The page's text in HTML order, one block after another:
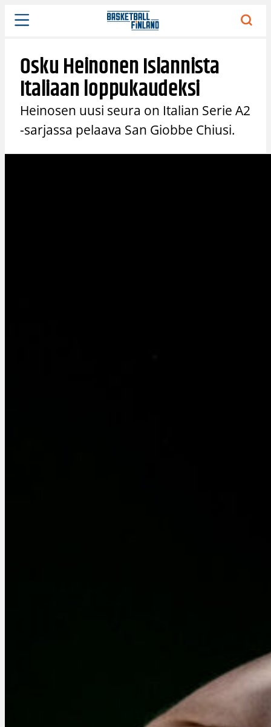
Siirry
sisältöön
Osku Heinonen Islannista
Italiaan loppukaudeksi
Heinosen uusi seura on Italian Serie A2
-sarjassa pelaava San Giobbe Chiusi.